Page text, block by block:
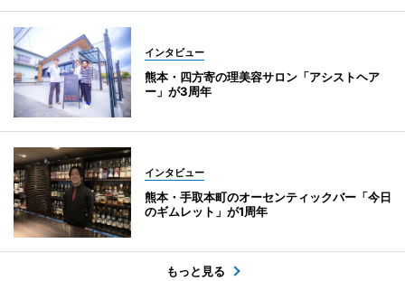
インタビュー
熊本・四方寄の理美容サロン「アシストヘア
ー」が3周年
インタビュー
熊本・手取本町のオーセンティックバー「今日
のギムレット」が1周年
もっと見る